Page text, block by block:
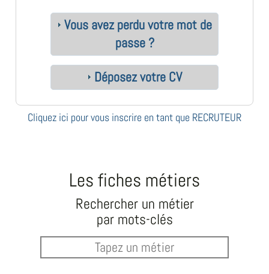
Vous avez perdu votre mot de
passe ?
Déposez votre CV
Cliquez ici pour vous inscrire en tant que RECRUTEUR
Les fiches métiers
Rechercher un métier
par mots-clés